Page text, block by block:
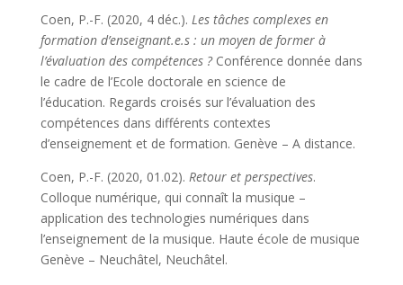
Coen, P.-F. (2020, 4 déc.). Les tâches complexes en
formation d’enseignant.e.s : un moyen de former à
l’évaluation des compétences ?Conférence donnée dans
le cadre de l’Ecole doctorale en science de
l’éducation. Regards croisés sur l’évaluation des
compétences dans différents contextes
d’enseignement et de formation. Genève – A distance.
Coen, P.-F. (2020, 01.02). Retour et perspectives.
Colloque numérique, qui connaît la musique –
application des technologies numériques dans
l’enseignement de la musique. Haute école de musique
Genève – Neuchâtel, Neuchâtel.